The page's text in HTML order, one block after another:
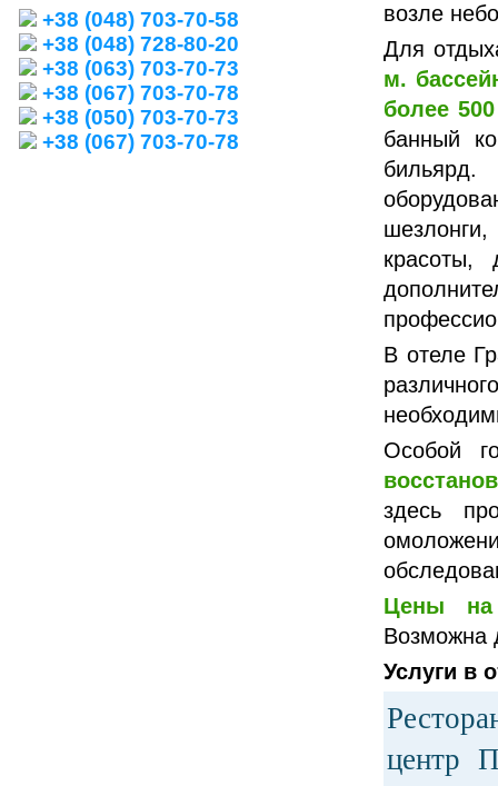
+38 (048) 703-70-58
+38 (048) 728-80-20
+38 (063) 703-70-73
+38 (067) 703-70-78
+38 (050) 703-70-73
+38 (067) 703-70-78
возле
Для
м.
более
банный
красоты,
В отеле
Особой
здесь
Цены на
Возможна
Услуги в
центр